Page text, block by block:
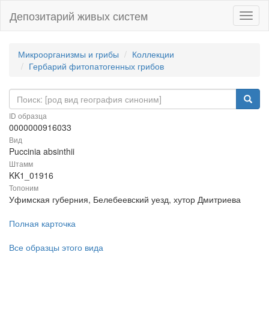
Депозитарий живых систем
Микроорганизмы и грибы
Коллекции
Гербарий фитопатогенных грибов
ID образца
0000000916033
Вид
Puccinia absinthii
Штамм
KK1_01916
Топоним
Уфимская губерния, Белебеевский уезд, хутор Дмитриева
Полная карточка
Все образцы этого вида